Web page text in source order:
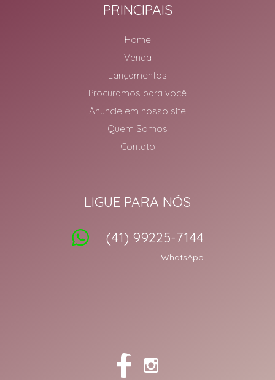
PRINCIPAIS
Home
Venda
Lançamentos
Procuramos para você
Anuncie em nosso site
Quem Somos
Contato
LIGUE PARA NÓS
(41) 99225-7144
WhatsApp